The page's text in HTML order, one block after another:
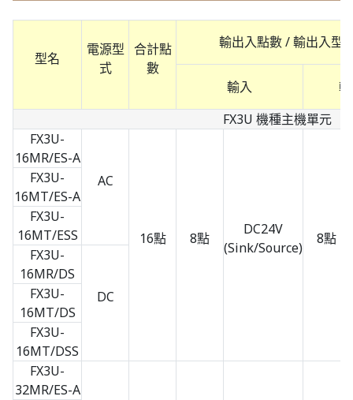
型名
電源型
式
合計點
數
輸出入點數 / 輸出入型
輸入
FX3U 機種主機單元
FX3U-
16MR/ES-A
AC
16點 8點
DC24V
(Sink/Source)
8點
FX3U-
16MT/ES-A
FX3U-
16MT/ESS
FX3U-
16MR/DS
DC
FX3U-
16MT/DS
FX3U-
16MT/DSS
FX3U-
32MR/ES-A